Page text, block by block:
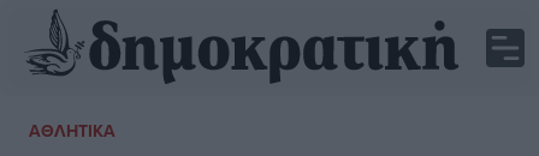
ΑΘΛΗΤΙΚΆ